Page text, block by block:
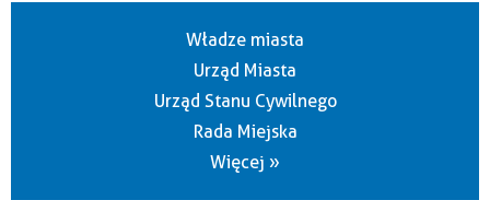
Władze miasta
Urząd Miasta
Urząd Stanu Cywilnego
Rada Miejska
Więcej »